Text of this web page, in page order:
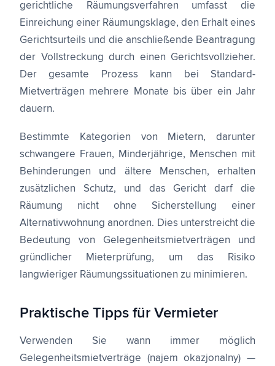
gerichtliche Räumungsverfahren umfasst die
Einreichung einer Räumungsklage, den Erhalt eines
Gerichtsurteils und die anschließende Beantragung
der Vollstreckung durch einen Gerichtsvollzieher.
Der gesamte Prozess kann bei Standard-
Mietverträgen mehrere Monate bis über ein Jahr
dauern.
Bestimmte Kategorien von Mietern, darunter
schwangere Frauen, Minderjährige, Menschen mit
Behinderungen und ältere Menschen, erhalten
zusätzlichen Schutz, und das Gericht darf die
Räumung nicht ohne Sicherstellung einer
Alternativwohnung anordnen. Dies unterstreicht die
Bedeutung von Gelegenheitsmietverträgen und
gründlicher Mieterprüfung, um das Risiko
langwieriger Räumungssituationen zu minimieren.
Praktische Tipps für Vermieter
Verwenden Sie wann immer möglich
Gelegenheitsmietverträge (najem okazjonalny) —